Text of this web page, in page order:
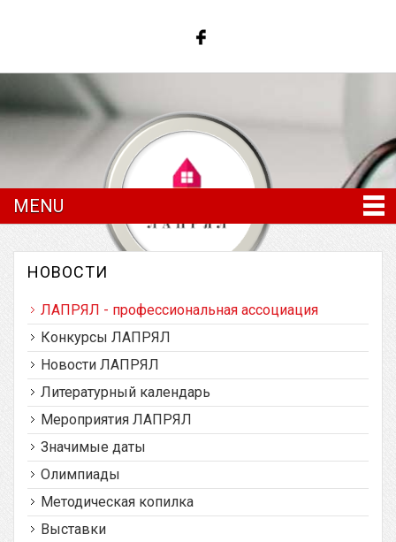
Латвийская ассоциация преподавателей
русского языка и литературы
MENU
НОВОСТИ
ЛАПРЯЛ - профессиональная ассоциация
Конкурсы ЛАПРЯЛ
Новости ЛАПРЯЛ
Литературный календарь
Мероприятия ЛАПРЯЛ
Значимые даты
Олимпиады
Методическая копилка
Выставки